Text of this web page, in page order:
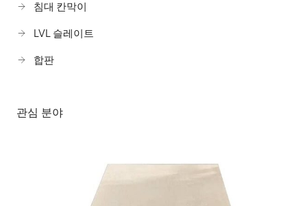
침대 칸막이
LVL 슬레이트
합판
관심 분야